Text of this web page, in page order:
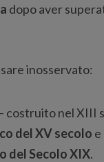
dopo aver
inosservato:
costruito nel XIII
del XVsecolo e
del Secolo XIX.